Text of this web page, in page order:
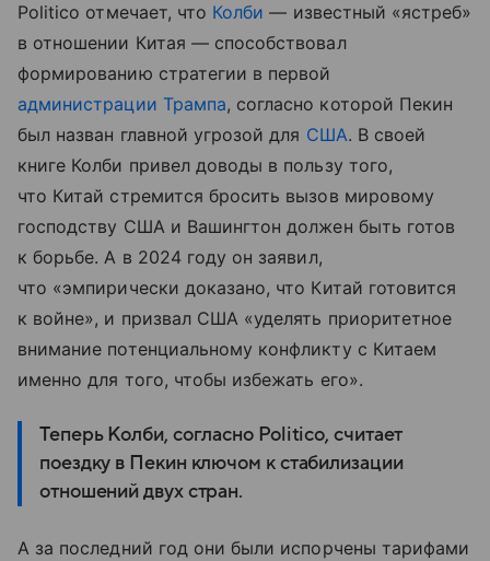
Politico отмечает, что Колби — известный «ястреб»
в отношении Китая — способствовал
формированию стратегии в первой
администрации Трампа, согласно которой Пекин
был назван главной угрозой для США. В своей
книге Колби привел доводы в пользу того,
что Китай стремится бросить вызов мировому
господству США и Вашингтон должен быть готов
к борьбе. А в 2024 году он заявил,
что «эмпирически доказано, что Китай готовится
к войне», и призвал США «уделять приоритетное
внимание потенциальному конфликту с Китаем
именно для того, чтобы избежать его».
Теперь Колби, согласно Politico, считает
поездку в Пекин ключом к стабилизации
отношений двух стран.
А за последний год они были испорчены тарифами